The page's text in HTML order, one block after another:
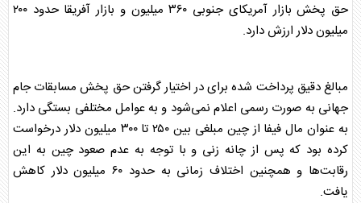
حق پخش بازار آمریکای جنوبی ۳۶۰ میلیون و بازار آفریقا حدود ۲۰۰
میلیون دلار ارزش دارد.
مبالغ دقیق پرداخت شده برای در اختیار گرفتن حق پخش مسابقات جام
جهانی به صورت رسمی اعلام نمی‌شود و به عوامل مختلفی بستگی دارد.
به عنوان مال فیفا از چین مبلغی بین ۲۵۰ تا ۳۰۰ میلیون دلار درخواست
کرده بود که پس از چانه زنی و با توجه به عدم صعود چین به این
رقابت‌ها و همچنین اختلاف زمانی به حدود ۶۰ میلیون دلار کاهش
یافت.